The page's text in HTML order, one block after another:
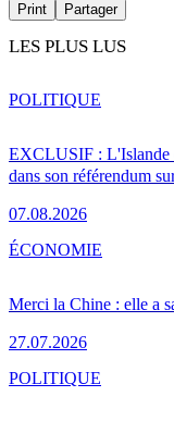
Print Partager
LES PLUS LUS
EXCLUSIF : L'Islande
dans son référendum
07.08.2026
POLITIQUE
Merci la Chine : elle a
27.07.2026
ÉCONOMIE
POLITIQUE